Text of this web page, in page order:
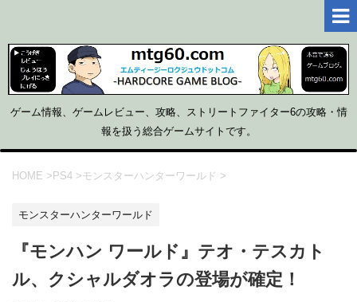
ゲーム情報、ゲームレビュー、攻略、ストリートファイター6の攻略・情
報を扱う総合ゲームサイトです。
HOME >PS4 >モンスターハンターワールド >
モンスターハンターワールド
『モンハン ワールド』テオ・テスカト
ル、クシャルダオラの登場が確定！